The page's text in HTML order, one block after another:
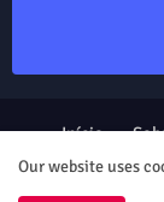
Início
Our website uses